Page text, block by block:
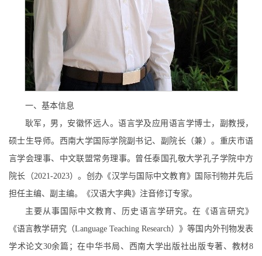
一、基本信息
耿军，男，安徽怀远人。语言学及应用语言学博士，副教授，
硕士生导师。西南大学国际学院副书记、副院长（兼）。重庆市语
言学会理事、中文联盟常务理事。曾任泰国孔敬大学孔子学院中方
院长（2021-2023）。创办《汉学与国际中文教育》国际刊物并先后
担任主编、副主编。《汉语大字典》注音修订专家。
主要从事国际中文教育、历史语言学研究。在《语言研究》
《语言教学研究（Language Teaching Research）》等国内外刊物发表
学术论文30余篇；在中华书局、西南大学出版社出版专著、教材8